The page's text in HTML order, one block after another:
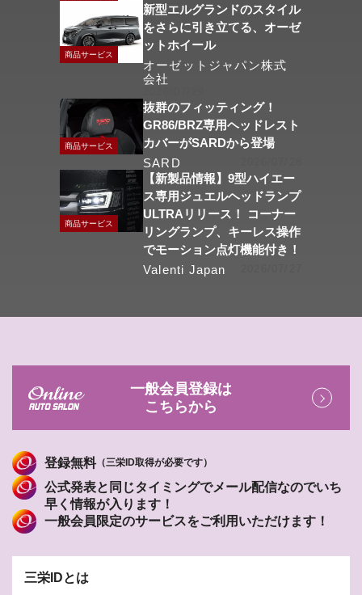
商品サービス
新型エルグランドのスタイル
をさらに引き立てる、オーゼ
ットホイール
オーゼットジャパン株式
会社
商品サービス
抜群のフィッティング！
GR86/BRZ専用ヘッドレスト
カバーがSARDから登場
SARD
商品サービス
【新製品情報】9型ハイエー
ス専用ジュエルヘッドランプ
ULTRAリリース！ コーナー
リングランプ、キーレス操作
でモーション点灯機能付き！
Valenti Japan
一般会員登録は
こちらから
登録無料（三栄ID取得が必要です）
公式発表と同じタイミングでメール配信なのでいち
早く情報が入ります！
一般会員限定のサービスをご利用いただけます！
三栄IDとは